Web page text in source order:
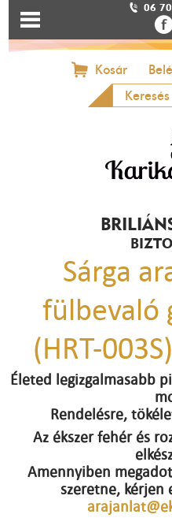
06
Kosár
Sárga
fülbevaló
(HRT-
Életed legizgalmasabb
Rendelésre,
Az ékszer fehér és
Amennyiben
szeretne, kérjen